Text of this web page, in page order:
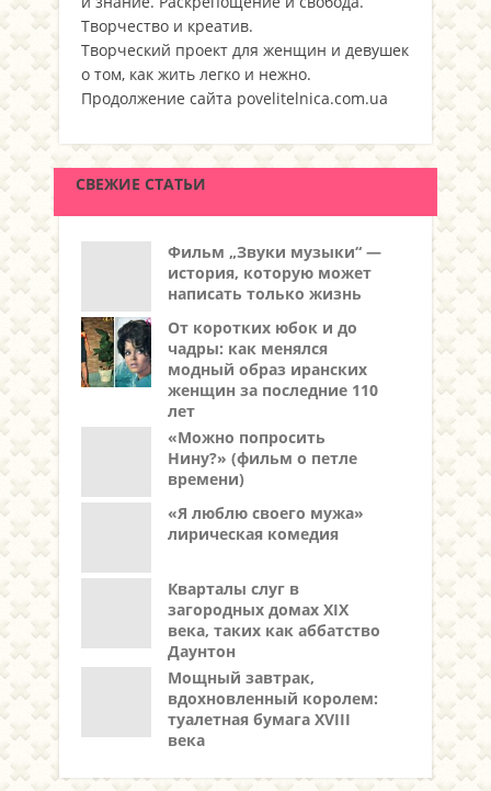
Творчество и креатив.
Творческий проект для женщин и девушек
о том, как жить легко и нежно.
Продолжение сайта povelitelnica.com.ua
СВЕЖИЕ СТАТЬИ
Фильм „Звуки музыки“ —
история, которую может
написать только жизнь
От коротких юбок и до
чадры: как менялся
модный образ иранских
женщин за последние 110
лет
«Можно попросить
Нину?» (фильм о петле
времени)
«Я люблю своего мужа»
лирическая комедия
Кварталы слуг в
загородных домах XIX
века, таких как аббатство
Даунтон
Мощный завтрак,
вдохновленный королем:
туалетная бумага XVIII
века